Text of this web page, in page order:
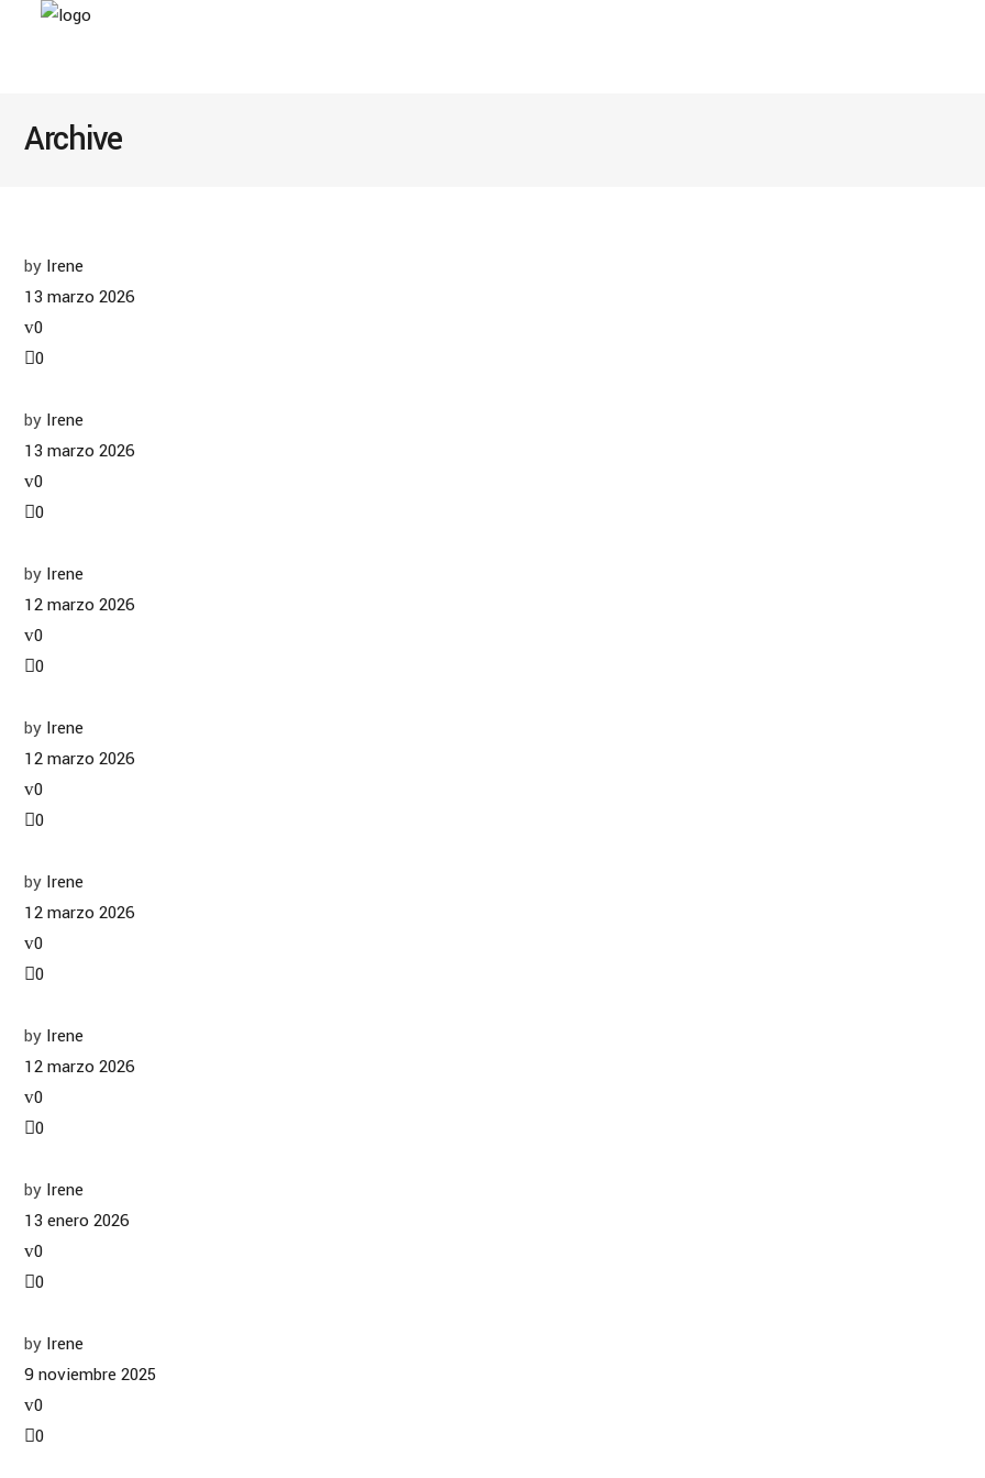
Archive
by Irene
13 marzo 2026
0
0
by Irene
13 marzo 2026
0
0
by Irene
12 marzo 2026
0
0
by Irene
12 marzo 2026
0
0
by Irene
12 marzo 2026
0
0
by Irene
12 marzo 2026
0
0
by Irene
13 enero 2026
0
0
by Irene
9 noviembre 2025
0
0